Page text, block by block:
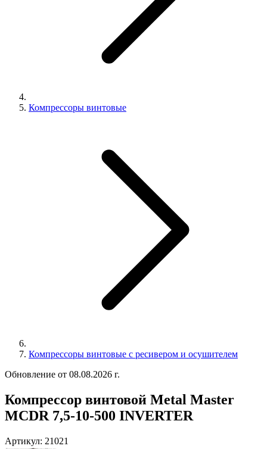
Компрессоры винтовые
Компрессоры винтовые с ресивером и осушителем
Обновление от 08.08.2026 г.
Компрессор винтовой Metal Master
MCDR 7,5-10-500 INVERTER
Артикул: 21021